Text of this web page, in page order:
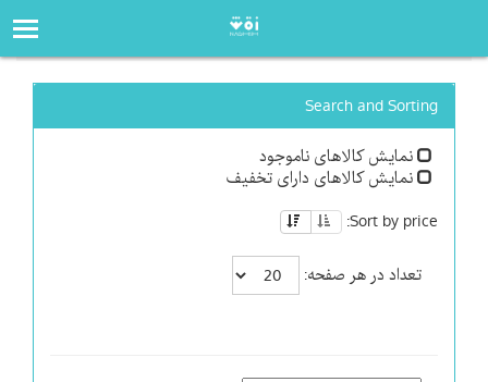
Search and Sorting
نمایش کالاهای ناموجود
نمایش کالاهای دارای تخفیف
Sort by price:
تعداد در هر صفحه: